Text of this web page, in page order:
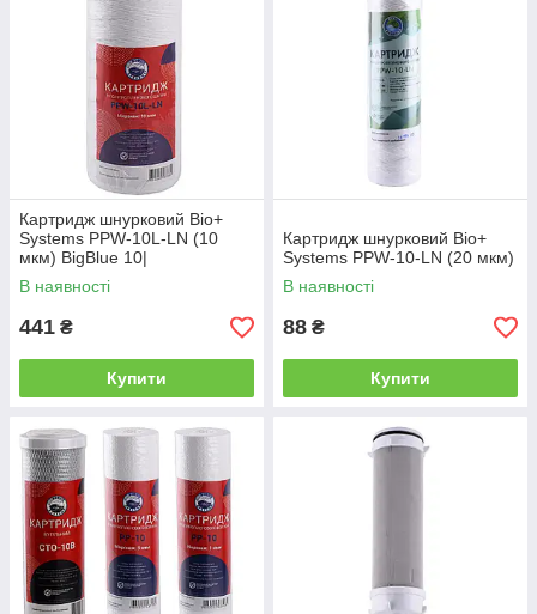
Картридж шнурковий Bio+
Systems PPW-10L-LN (10
мкм) BigBlue 10|
В наявності
441 ₴
Купити
Картридж шнурковий Bio+
Systems PPW-10-LN (20 мкм)
В наявності
88 ₴
Купити